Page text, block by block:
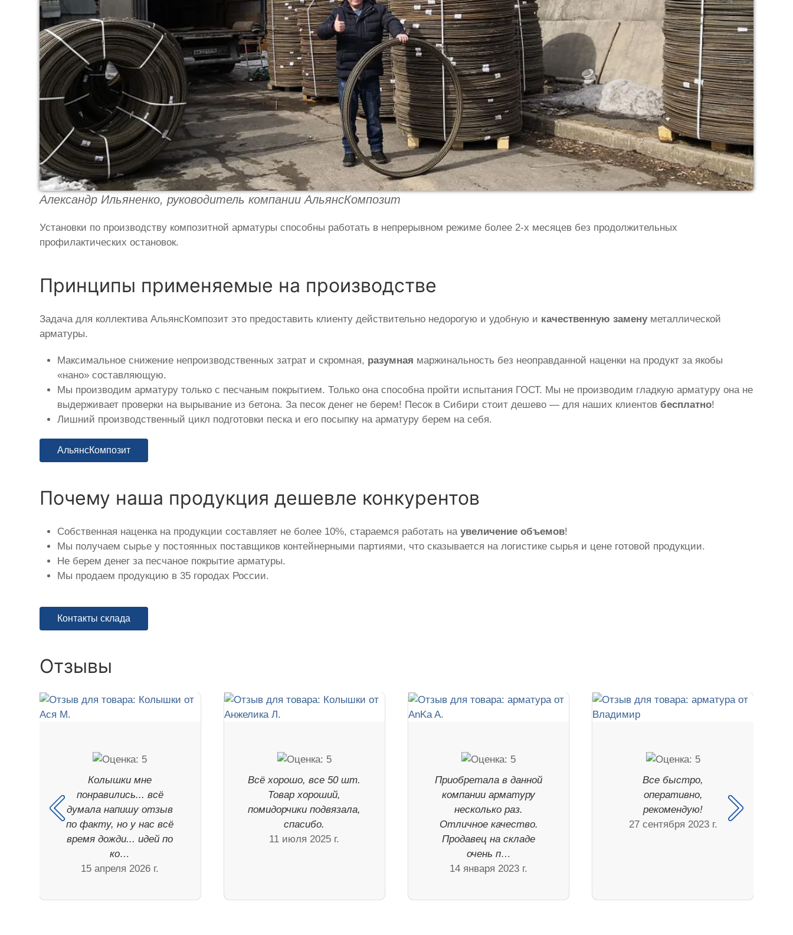
Александр Ильяненко, руководитель компании АльянсКомпозит
Установки по производству композитной арматуры способны работать в непрерывном режиме более 2-х месяцев без продолжительных
профилактических остановок.
Принципы применяемые на производстве
Задача для коллектива АльянсКомпозит это предоставить клиенту действительно недорогую и удобную и качественную заменуметаллической
арматуры.
Максимальное снижение непроизводственных затрат и скромная, разумная маржинальность без неоправданной наценки на продукт за якобы
«нано» составляющую.
Мы производим арматуру только с песчаным покрытием. Только она способна пройти испытания ГОСТ. Мы не производим гладкую арматуру она не
выдерживает проверки на вырывание из бетона. За песок денег не берем! Песок в Сибири стоит дешево — для наших клиентовбесплатно!
Лишний производственный цикл подготовки песка и его посыпку на арматуру берем на себя.
АльянсКомпозит
Почему наша продукция дешевле конкурентов
Собственная наценка на продукции составляет не более 10%, стараемся работать наувеличение объемов!
Мы получаем сырье у постоянных поставщиков контейнерными партиями, что сказывается на логистике сырья и цене готовой продукции.
Не берем денег за песчаное покрытие арматуры.
Мы продаем продукцию в 35 городах России.
Контакты склада
Отзывы
Колышки мне
понравились... всё
думала напишу отзыв
по факту, но у нас всё
время дожди... идей по
ко…
15 апреля 2026 г.
Всё хорошо, все 50 шт.
Товар хороший,
помидорчики подвязала,
спасибо.
11 июля 2025 г.
Приобретала в данной
компании арматуру
несколько раз.
Отличное качество.
Продавец на складе
очень п…
14 января 2023 г.
Все быстро,
оперативно,
рекомендую!
27 сентября 2023 г.